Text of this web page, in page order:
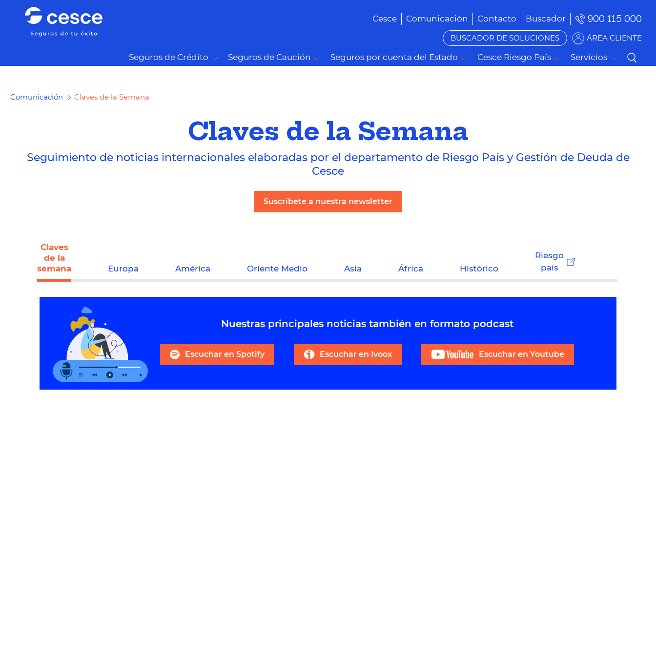
Cesce Comunicación Contacto Buscador 900 115 000
BUSCADOR DE SOLUCIONES ÁREA CLIENTE
Seguros de Crédito Seguros de Caución Seguros por cuenta del Estado Cesce Riesgo País Servicios
Comunicación Claves de la Semana
Claves de la Semana
Seguimiento de noticias internacionales elaboradas por el departamento de Riesgo País y Gestión de Deuda de
Cesce
Suscríbete a nuestra newsletter
Claves
de la
semana
Europa América Oriente Medio Asia África Histórico
Riesgo
país
Nuestras principales noticias también en formato podcast
Escuchar en Spotify Escuchar en Ivoox Escuchar en Youtube